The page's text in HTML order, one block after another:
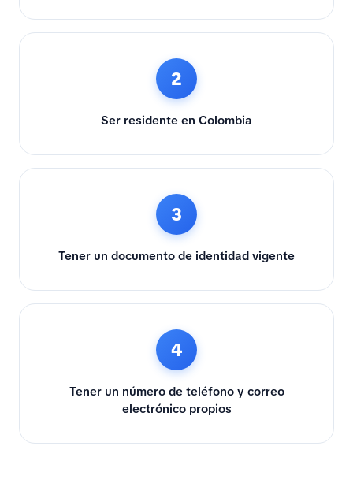
2
Ser residente en Colombia
3
Tener un documento de identidad vigente
4
Tener un número de teléfono y correo
electrónico propios